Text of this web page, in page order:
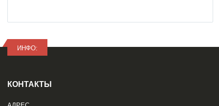
ИНФО:
КОНТАКТЫ